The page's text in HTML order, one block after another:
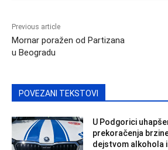
Previous article
Mornar poražen od Partizana
u Beogradu
POVEZANI TEKSTOVI
U Podgorici
prekoračenja
dejstvom alkohola